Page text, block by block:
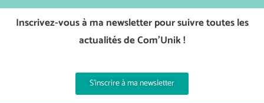
Inscrivez-vous à ma newsletter pour suivre toutes les
actualités de Com’Unik !
S'inscrire à ma newsletter